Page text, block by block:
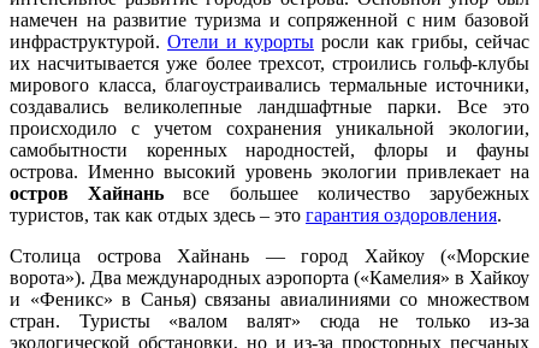
намечен на развитие туризма и сопряженной с ним базовой
инфраструктурой. Отели и курорты росли как грибы, сейчас
их насчитывается уже более трехсот, строились гольф-клубы
мирового класса, благоустраивались термальные источники,
создавались великолепные ландшафтные парки. Все это
происходило с учетом сохранения уникальной экологии,
самобытности коренных народностей, флоры и фауны
острова. Именно высокий уровень экологии привлекает на
остров Хайнань все большее количество зарубежных
туристов, так как отдых здесь – это гарантия оздоровления.
Столица острова Хайнань — город Хайкоу («Морские
ворота»). Два международных аэропорта («Камелия» в Хайкоу
и «Феникс» в Санья) связаны авиалиниями со множеством
стран. Туристы «валом валят» сюда не только из-за
экологической обстановки, но и из-за просторных песчаных